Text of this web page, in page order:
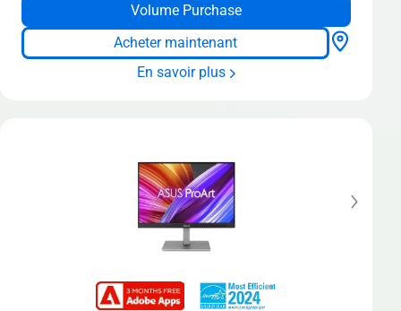
Volume Purchase
Acheter maintenant
En savoir plus